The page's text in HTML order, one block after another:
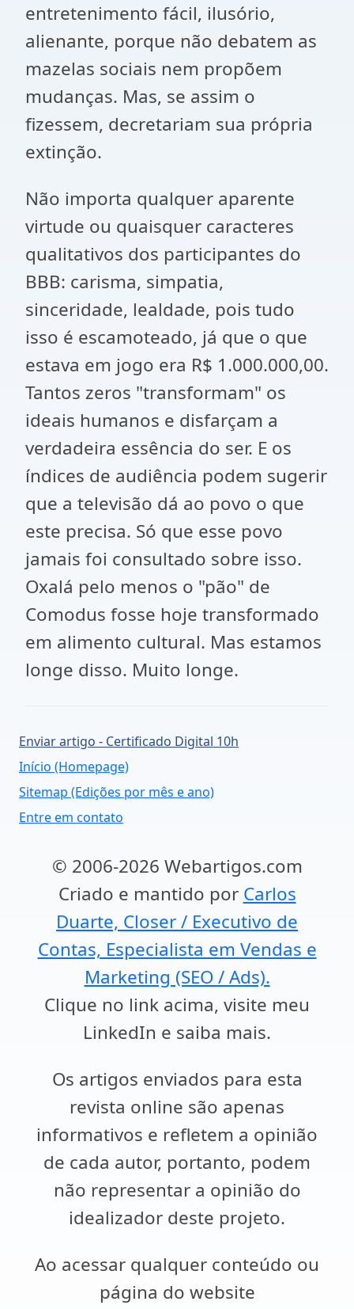
entretenimento fácil, ilusório,
alienante, porque não debatem as
mazelas sociais nem propõem
mudanças. Mas, se assim o
fizessem, decretariam sua própria
extinção.
Não importa qualquer aparente
virtude ou quaisquer caracteres
qualitativos dos participantes do
BBB: carisma, simpatia,
sinceridade, lealdade, pois tudo
isso é escamoteado, já que o que
estava em jogo era R$ 1.000.000,00.
Tantos zeros "transformam" os
ideais humanos e disfarçam a
verdadeira essência do ser. E os
índices de audiência podem sugerir
que a televisão dá ao povo o que
este precisa. Só que esse povo
jamais foi consultado sobre isso.
Oxalá pelo menos o "pão" de
Comodus fosse hoje transformado
em alimento cultural. Mas estamos
longe disso. Muito longe.
Enviar artigo - Certificado Digital 10h
Início (Homepage)
Sitemap (Edições por mês e ano)
Entre em contato
© 2006-2026 Webartigos.com
Criado e mantido por Carlos
Duarte, Closer / Executivo de
Contas, Especialista em Vendas e
Marketing (SEO / Ads).
Clique no link acima, visite meu
LinkedIn e saiba mais.
Os artigos enviados para esta
revista online são apenas
informativos e refletem a opinião
de cada autor, portanto, podem
não representar a opinião do
idealizador deste projeto.
Ao acessar qualquer conteúdo ou
página do website